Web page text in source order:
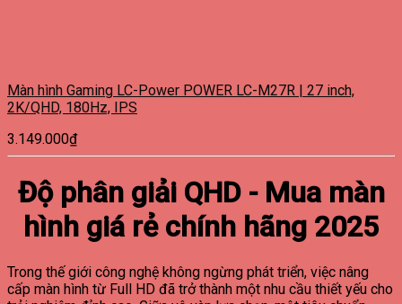
Màn hình Gaming LC-Power POWER LC-M27R | 27 inch,
2K/QHD, 180Hz, IPS
3.149.000₫
Độ phân giải QHD - Mua màn
hình giá rẻ chính hãng 2025
Trong thế giới công nghệ không ngừng phát triển, việc nâng
cấp màn hình từ Full HD đã trở thành một nhu cầu thiết yếu cho